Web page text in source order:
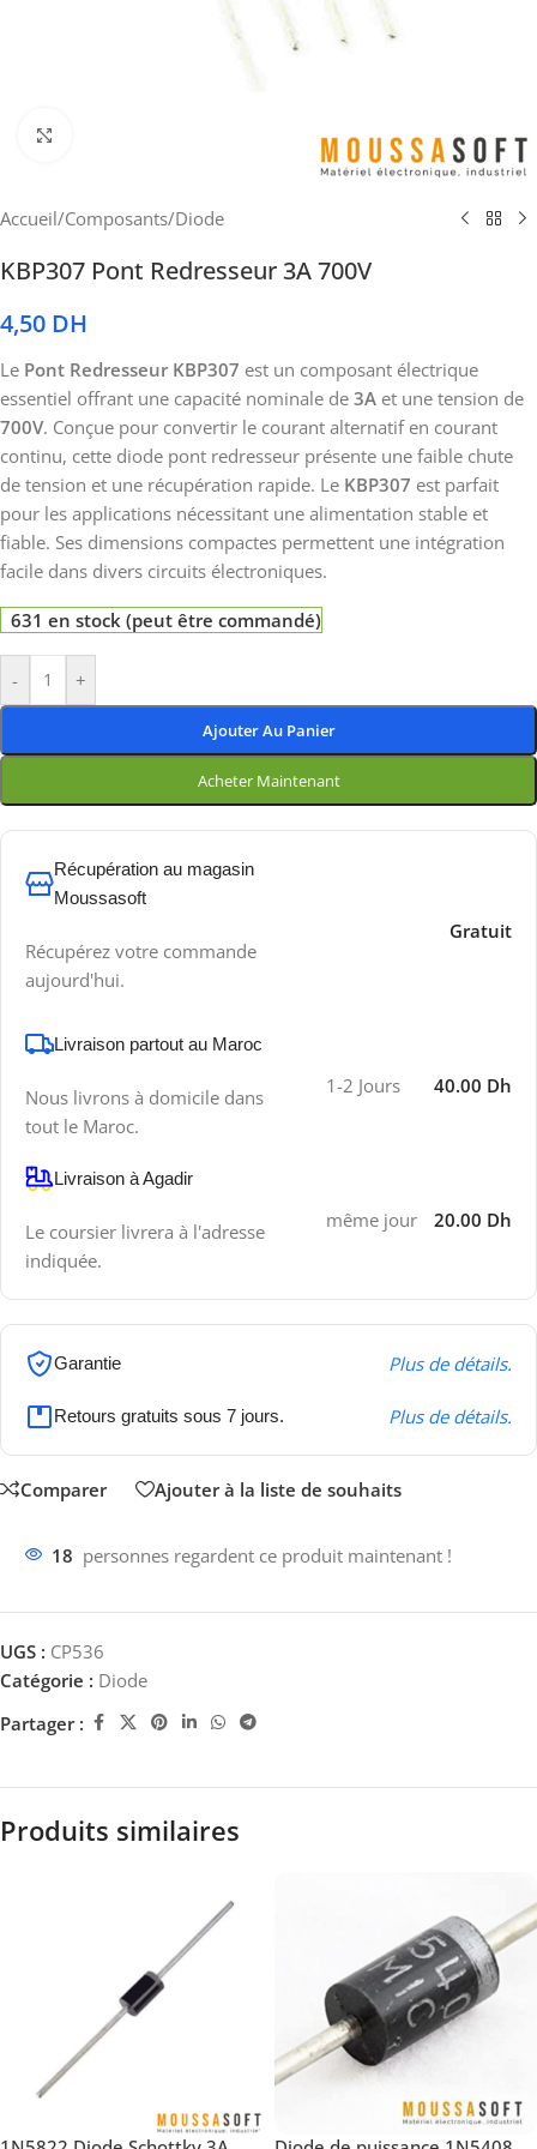
Accueil/Composants/Diode
KBP307 Pont Redresseur 3A 700V
4,50 DH
Le Pont Redresseur KBP307 est un composant électrique
essentiel offrant une capacité nominale de 3A et une tension de
700V. Conçue pour convertir le courant alternatif en courant
continu, cette diode pont redresseur présente une faible chute
de tension et une récupération rapide. Le KBP307 est parfait
pour les applications nécessitant une alimentation stable et
fiable. Ses dimensions compactes permettent une intégration
facile dans divers circuits électroniques.
631 en stock (peut être commandé)
- +
Ajouter Au Panier
Acheter Maintenant
Récupération au magasin
Moussasoft
Récupérez votre commande
aujourd'hui.
Gratuit
Livraison partout au Maroc
Nous livrons à domicile dans
tout le Maroc.
1-2 Jours 40.00 Dh
Livraison à Agadir
Le coursier livrera à l'adresse
indiquée.
même jour 20.00 Dh
Garantie Plus de détails.
Retours gratuits sous 7 jours. Plus de détails.
Comparer Ajouter à la liste de souhaits
18 personnes regardent ce produit maintenant !
UGS : CP536
Catégorie : Diode
Partager :
Produits similaires